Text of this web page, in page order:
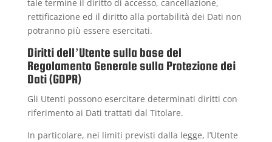
tale termine il diritto di accesso, cancellazione,
rettificazione ed il diritto alla portabilità dei Dati non
potranno più essere esercitati.
Diritti dell’Utente sulla base del
Regolamento Generale sulla Protezione dei
Dati (GDPR)
Gli Utenti possono esercitare determinati diritti con
riferimento ai Dati trattati dal Titolare.
In particolare, nei limiti previsti dalla legge, l’Utente